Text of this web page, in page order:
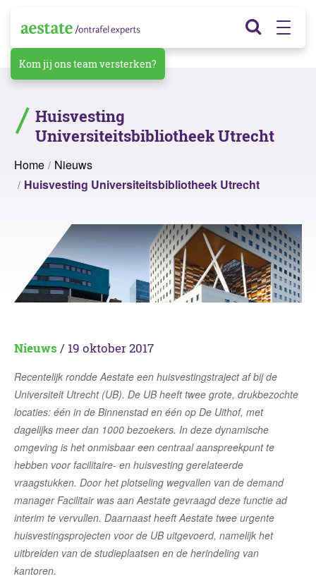
Kom jij ons team versterken?
Huisvesting
Universiteitsbibliotheek Utrecht
Home
Nieuws
Huisvesting Universiteitsbibliotheek Utrecht
Nieuws/ 19 oktober 2017
Recentelijk rondde Aestate een huisvestingstraject af bij de
Universiteit Utrecht (UB). De UB heeft twee grote, drukbezochte
locaties: één in de Binnenstad en één op De Uithof, met
dagelijks meer dan 1000 bezoekers. In deze dynamische
omgeving is het onmisbaar een centraal aanspreekpunt te
hebben voor facilitaire- en huisvesting gerelateerde
vraagstukken. Door het plotseling wegvallen van de demand
manager Facilitair was aan Aestate gevraagd deze functie ad
interim te vervullen. Daarnaast heeft Aestate twee urgente
huisvestingsprojecten voor de UB uitgevoerd, namelijk het
uitbreiden van de studieplaatsen en de herindeling van
kantoren.